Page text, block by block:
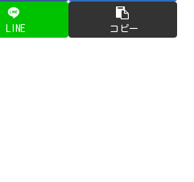
LINE コピー